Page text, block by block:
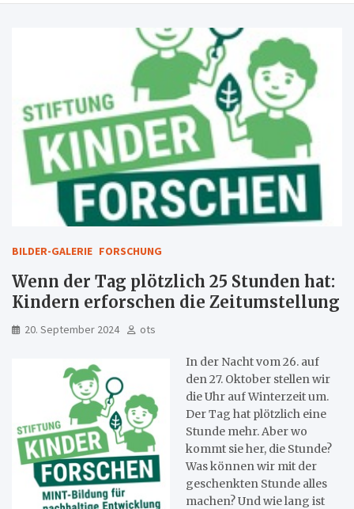
BILDER-GALERIE FORSCHUNG
Wenn der Tag plötzlich 25 Stunden hat:
Kindern erforschen die Zeitumstellung
20. September 2024 ots
In der Nacht vom 26. auf
den 27. Oktober stellen wir
die Uhr auf Winterzeit um.
Der Tag hat plötzlich eine
Stunde mehr. Aber wo
kommt sie her, die Stunde?
Was können wir mit der
geschenkten Stunde alles
machen? Und wie lang ist